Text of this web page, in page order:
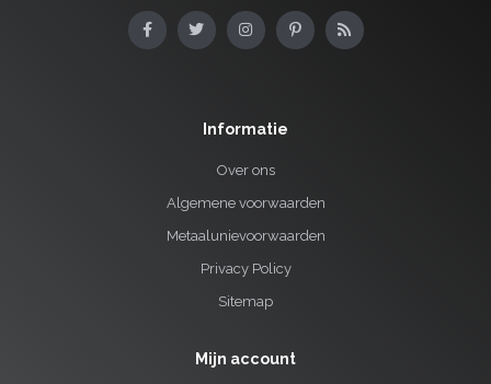
Informatie
Over ons
Algemene voorwaarden
Metaalunievoorwaarden
Privacy Policy
Sitemap
Mijn account